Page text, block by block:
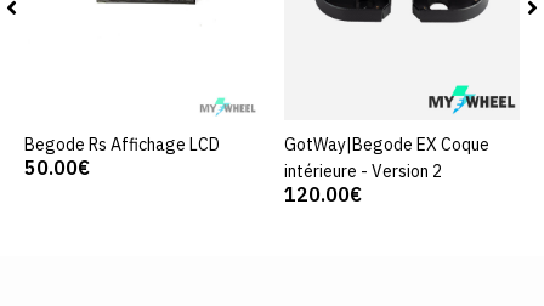
Begode Rs Affichage LCD
50.00€
GotWay|Begode EX Coque
intérieure - Version 2
120.00€